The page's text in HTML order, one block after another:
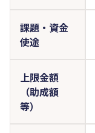
課題・資金
使途
上限金額
（助成額
等）